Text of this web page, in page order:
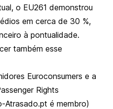
o EU261 demonstrou
em cerca de 30 %,
à pontualidade.
também esse
Euroconsumers e a
Rights
Atrasado.pt é membro)